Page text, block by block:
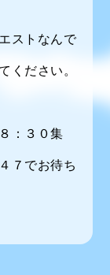
ストなんで
ください。
：３０集
７でお待ち